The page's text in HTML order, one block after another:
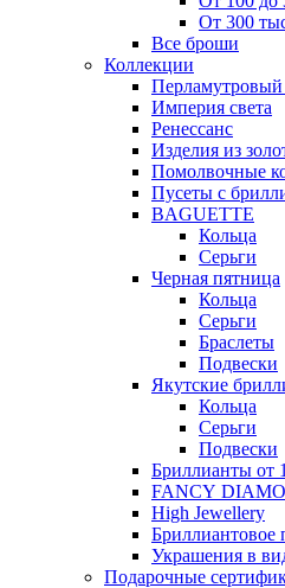
От 300
Все броши
Коллекции
Империя света
Ренессанс
Изделия из
Помолвочные
Пусеты с
BAGUETTE
Кольца
Серьги
Черная пятница
Кольца
Серьги
Браслеты
Подвески
Якутские
Кольца
Серьги
Подвески
Бриллианты от
FANCY
High Jewellery
Бриллиантовое
Украшения в
Подарочные